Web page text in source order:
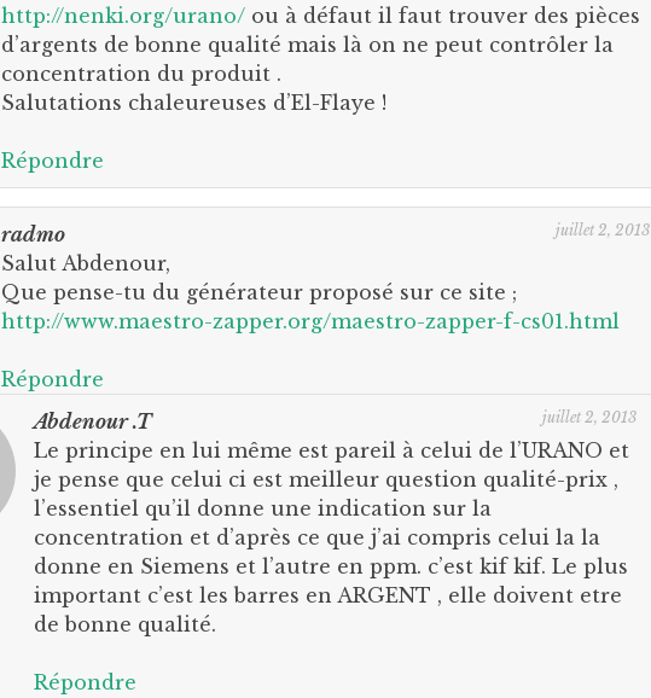
http://nenki.org/urano/ou à défaut il faut trouver des pièces
d’argents de bonne qualité mais là on ne peut contrôler la
concentration du produit .
Salutations chaleureuses d’El-Flaye !
Répondre
radmo juillet 2, 2013
Salut Abdenour,
Que pense-tu du générateur proposé sur ce site ;
http://www.maestro-zapper.org/maestro-zapper-f-cs01.html
Répondre
Abdenour .T
juillet 2, 2013
Le principe en lui même est pareil à celui de l’URANO et
je pense que celui ci est meilleur question qualité-prix ,
l’essentiel qu’il donne une indication sur la
concentration et d’après ce que j’ai compris celui la la
donne en Siemens et l’autre en ppm. c’est kif kif. Le plus
important c’est les barres en ARGENT , elle doivent etre
de bonne qualité.
Répondre